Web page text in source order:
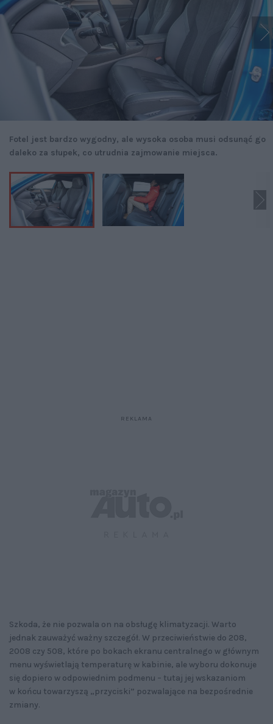
Fotel jest bardzo wygodny, ale wysoka osoba musi odsunąć go
daleko za słupek, co utrudnia zajmowanie miejsca.
Szkoda, że nie pozwala on na obsługę klimatyzacji. Warto
jednak zauważyć ważny szczegół. W przeciwieństwie do 208,
2008 czy 508, które po bokach ekranu centralnego w głównym
menu wyświetlają temperaturę w kabinie, ale wyboru dokonuje
się dopiero w odpowiednim podmenu – tutaj jej wskazaniom
w końcu towarzyszą „przyciski” pozwalające na bezpośrednie
zmiany.